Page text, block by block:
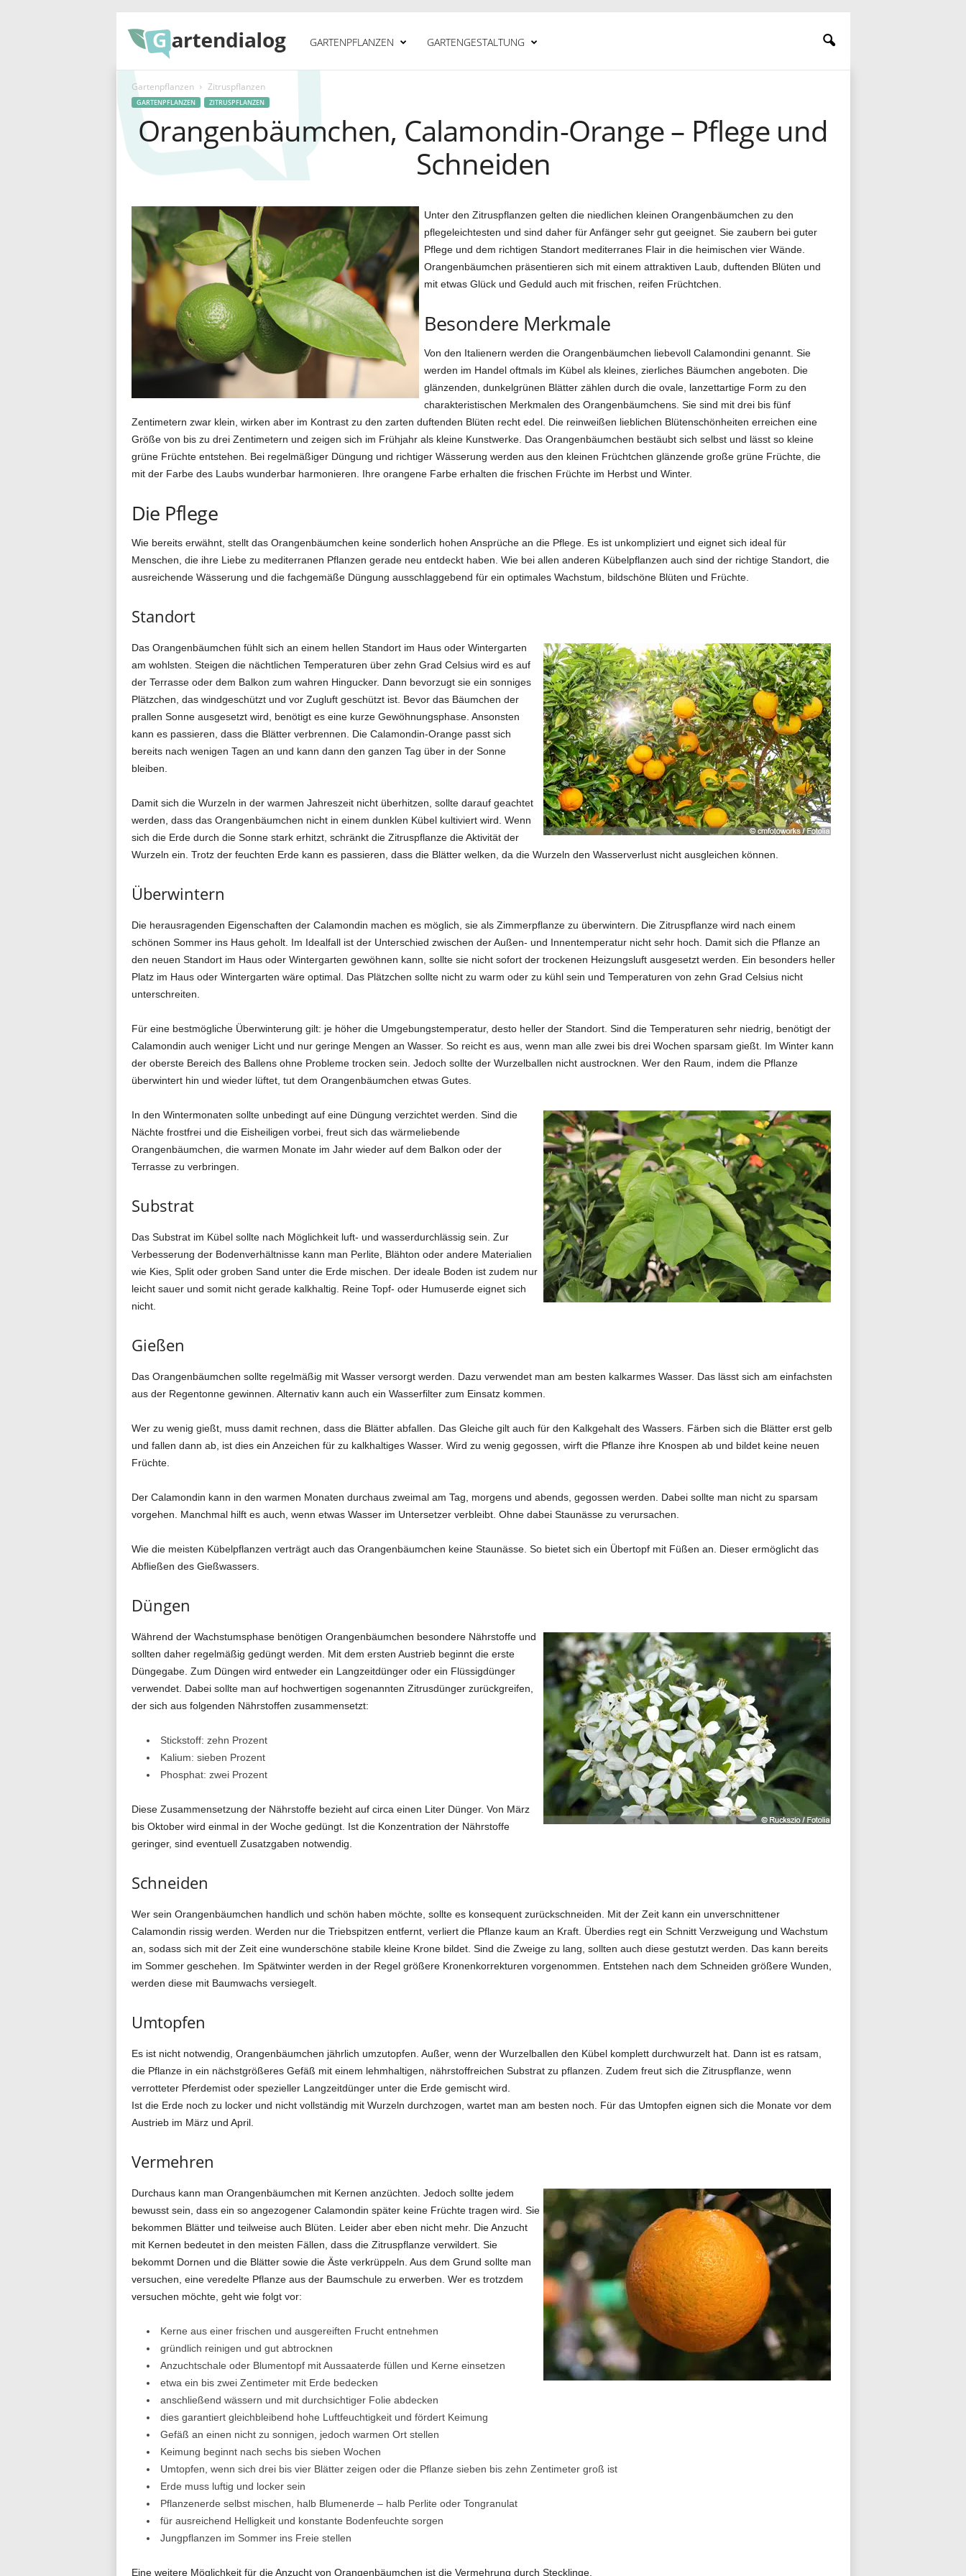
e
n
i
l
.
GARTENPFLANZEN GARTENGESTALTUNG
Gartenpflanzen Zitruspflanzen
GARTENPFLANZEN ZITRUSPFLANZEN
Orangenbäumchen, Calamondin-Orange – Pflege und
Schneiden
Unter den Zitruspflanzen gelten die niedlichen kleinen Orangenbäumchen zu den
pflegeleichtesten und sind daher für Anfänger sehr gut geeignet. Sie zaubern bei guter
Pflege und dem richtigen Standort mediterranes Flair in die heimischen vier Wände.
Orangenbäumchen präsentieren sich mit einem attraktiven Laub, duftenden Blüten und
mit etwas Glück und Geduld auch mit frischen, reifen Früchtchen.
Besondere Merkmale
Von den Italienern werden die Orangenbäumchen liebevoll Calamondini genannt. Sie
werden im Handel oftmals im Kübel als kleines, zierliches Bäumchen angeboten. Die
glänzenden, dunkelgrünen Blätter zählen durch die ovale, lanzettartige Form zu den
charakteristischen Merkmalen des Orangenbäumchens. Sie sind mit drei bis fünf
Zentimetern zwar klein, wirken aber im Kontrast zu den zarten duftenden Blüten recht edel. Die reinweißen lieblichen Blütenschönheiten erreichen eine
Größe von bis zu drei Zentimetern und zeigen sich im Frühjahr als kleine Kunstwerke. Das Orangenbäumchen bestäubt sich selbst und lässt so kleine
grüne Früchte entstehen. Bei regelmäßiger Düngung und richtiger Wässerung werden aus den kleinen Früchtchen glänzende große grüne Früchte, die
mit der Farbe des Laubs wunderbar harmonieren. Ihre orangene Farbe erhalten die frischen Früchte im Herbst und Winter.
Die Pflege
Wie bereits erwähnt, stellt das Orangenbäumchen keine sonderlich hohen Ansprüche an die Pflege. Es ist unkompliziert und eignet sich ideal für
Menschen, die ihre Liebe zu mediterranen Pflanzen gerade neu entdeckt haben. Wie bei allen anderen Kübelpflanzen auch sind der richtige Standort, die
ausreichende Wässerung und die fachgemäße Düngung ausschlaggebend für ein optimales Wachstum, bildschöne Blüten und Früchte.
Standort
Das Orangenbäumchen fühlt sich an einem hellen Standort im Haus oder Wintergarten
am wohlsten. Steigen die nächtlichen Temperaturen über zehn Grad Celsius wird es auf
der Terrasse oder dem Balkon zum wahren Hingucker. Dann bevorzugt sie ein sonniges
Plätzchen, das windgeschützt und vor Zugluft geschützt ist. Bevor das Bäumchen der
prallen Sonne ausgesetzt wird, benötigt es eine kurze Gewöhnungsphase. Ansonsten
kann es passieren, dass die Blätter verbrennen. Die Calamondin-Orange passt sich
bereits nach wenigen Tagen an und kann dann den ganzen Tag über in der Sonne
bleiben.
Damit sich die Wurzeln in der warmen Jahreszeit nicht überhitzen, sollte darauf geachtet
werden, dass das Orangenbäumchen nicht in einem dunklen Kübel kultiviert wird. Wenn
sich die Erde durch die Sonne stark erhitzt, schränkt die Zitruspflanze die Aktivität der
Wurzeln ein. Trotz der feuchten Erde kann es passieren, dass die Blätter welken, da die Wurzeln den Wasserverlust nicht ausgleichen können.
Überwintern
Die herausragenden Eigenschaften der Calamondin machen es möglich, sie als Zimmerpflanze zu überwintern. Die Zitruspflanze wird nach einem
schönen Sommer ins Haus geholt. Im Idealfall ist der Unterschied zwischen der Außen- und Innentemperatur nicht sehr hoch. Damit sich die Pflanze an
den neuen Standort im Haus oder Wintergarten gewöhnen kann, sollte sie nicht sofort der trockenen Heizungsluft ausgesetzt werden. Ein besonders heller
Platz im Haus oder Wintergarten wäre optimal. Das Plätzchen sollte nicht zu warm oder zu kühl sein und Temperaturen von zehn Grad Celsius nicht
unterschreiten.
Für eine bestmögliche Überwinterung gilt: je höher die Umgebungstemperatur, desto heller der Standort. Sind die Temperaturen sehr niedrig, benötigt der
Calamondin auch weniger Licht und nur geringe Mengen an Wasser. So reicht es aus, wenn man alle zwei bis drei Wochen sparsam gießt. Im Winter kann
der oberste Bereich des Ballens ohne Probleme trocken sein. Jedoch sollte der Wurzelballen nicht austrocknen. Wer den Raum, indem die Pflanze
überwintert hin und wieder lüftet, tut dem Orangenbäumchen etwas Gutes.
In den Wintermonaten sollte unbedingt auf eine Düngung verzichtet werden. Sind die
Nächte frostfrei und die Eisheiligen vorbei, freut sich das wärmeliebende
Orangenbäumchen, die warmen Monate im Jahr wieder auf dem Balkon oder der
Terrasse zu verbringen.
Substrat
Das Substrat im Kübel sollte nach Möglichkeit luft- und wasserdurchlässig sein. Zur
Verbesserung der Bodenverhältnisse kann man Perlite, Blähton oder andere Materialien
wie Kies, Split oder groben Sand unter die Erde mischen. Der ideale Boden ist zudem nur
leicht sauer und somit nicht gerade kalkhaltig. Reine Topf- oder Humuserde eignet sich
nicht.
Gießen
Das Orangenbäumchen sollte regelmäßig mit Wasser versorgt werden. Dazu verwendet man am besten kalkarmes Wasser. Das lässt sich am einfachsten
aus der Regentonne gewinnen. Alternativ kann auch ein Wasserfilter zum Einsatz kommen.
Wer zu wenig gießt, muss damit rechnen, dass die Blätter abfallen. Das Gleiche gilt auch für den Kalkgehalt des Wassers. Färben sich die Blätter erst gelb
und fallen dann ab, ist dies ein Anzeichen für zu kalkhaltiges Wasser. Wird zu wenig gegossen, wirft die Pflanze ihre Knospen ab und bildet keine neuen
Früchte.
Der Calamondin kann in den warmen Monaten durchaus zweimal am Tag, morgens und abends, gegossen werden. Dabei sollte man nicht zu sparsam
vorgehen. Manchmal hilft es auch, wenn etwas Wasser im Untersetzer verbleibt. Ohne dabei Staunässe zu verursachen.
Wie die meisten Kübelpflanzen verträgt auch das Orangenbäumchen keine Staunässe. So bietet sich ein Übertopf mit Füßen an. Dieser ermöglicht das
Abfließen des Gießwassers.
Düngen
Während der Wachstumsphase benötigen Orangenbäumchen besondere Nährstoffe und
sollten daher regelmäßig gedüngt werden. Mit dem ersten Austrieb beginnt die erste
Düngegabe. Zum Düngen wird entweder ein Langzeitdünger oder ein Flüssigdünger
verwendet. Dabei sollte man auf hochwertigen sogenannten Zitrusdünger zurückgreifen,
der sich aus folgenden Nährstoffen zusammensetzt:
Stickstoff: zehn Prozent
Kalium: sieben Prozent
Phosphat: zwei Prozent
Diese Zusammensetzung der Nährstoffe bezieht auf circa einen Liter Dünger. Von März
bis Oktober wird einmal in der Woche gedüngt. Ist die Konzentration der Nährstoffe
geringer, sind eventuell Zusatzgaben notwendig.
Schneiden
Wer sein Orangenbäumchen handlich und schön haben möchte, sollte es konsequent zurückschneiden. Mit der Zeit kann ein unverschnittener
Calamondin rissig werden. Werden nur die Triebspitzen entfernt, verliert die Pflanze kaum an Kraft. Überdies regt ein Schnitt Verzweigung und Wachstum
an, sodass sich mit der Zeit eine wunderschöne stabile kleine Krone bildet. Sind die Zweige zu lang, sollten auch diese gestutzt werden. Das kann bereits
im Sommer geschehen. Im Spätwinter werden in der Regel größere Kronenkorrekturen vorgenommen. Entstehen nach dem Schneiden größere Wunden,
werden diese mit Baumwachs versiegelt.
Umtopfen
Es ist nicht notwendig, Orangenbäumchen jährlich umzutopfen. Außer, wenn der Wurzelballen den Kübel komplett durchwurzelt hat. Dann ist es ratsam,
die Pflanze in ein nächstgrößeres Gefäß mit einem lehmhaltigen, nährstoffreichen Substrat zu pflanzen. Zudem freut sich die Zitruspflanze, wenn
verrotteter Pferdemist oder spezieller Langzeitdünger unter die Erde gemischt wird.
Ist die Erde noch zu locker und nicht vollständig mit Wurzeln durchzogen, wartet man am besten noch. Für das Umtopfen eignen sich die Monate vor dem
Austrieb im März und April.
Vermehren
Durchaus kann man Orangenbäumchen mit Kernen anzüchten. Jedoch sollte jedem
bewusst sein, dass ein so angezogener Calamondin später keine Früchte tragen wird. Sie
bekommen Blätter und teilweise auch Blüten. Leider aber eben nicht mehr. Die Anzucht
mit Kernen bedeutet in den meisten Fällen, dass die Zitruspflanze verwildert. Sie
bekommt Dornen und die Blätter sowie die Äste verkrüppeln. Aus dem Grund sollte man
versuchen, eine veredelte Pflanze aus der Baumschule zu erwerben. Wer es trotzdem
versuchen möchte, geht wie folgt vor:
Kerne aus einer frischen und ausgereiften Frucht entnehmen
gründlich reinigen und gut abtrocknen
Anzuchtschale oder Blumentopf mit Aussaaterde füllen und Kerne einsetzen
etwa ein bis zwei Zentimeter mit Erde bedecken
anschließend wässern und mit durchsichtiger Folie abdecken
dies garantiert gleichbleibend hohe Luftfeuchtigkeit und fördert Keimung
Gefäß an einen nicht zu sonnigen, jedoch warmen Ort stellen
Keimung beginnt nach sechs bis sieben Wochen
Umtopfen, wenn sich drei bis vier Blätter zeigen oder die Pflanze sieben bis zehn Zentimeter groß ist
Erde muss luftig und locker sein
Pflanzenerde selbst mischen, halb Blumenerde – halb Perlite oder Tongranulat
für ausreichend Helligkeit und konstante Bodenfeuchte sorgen
Jungpflanzen im Sommer ins Freie stellen
Eine weitere Möglichkeit für die Anzucht von Orangenbäumchen ist die Vermehrung durch Stecklinge.